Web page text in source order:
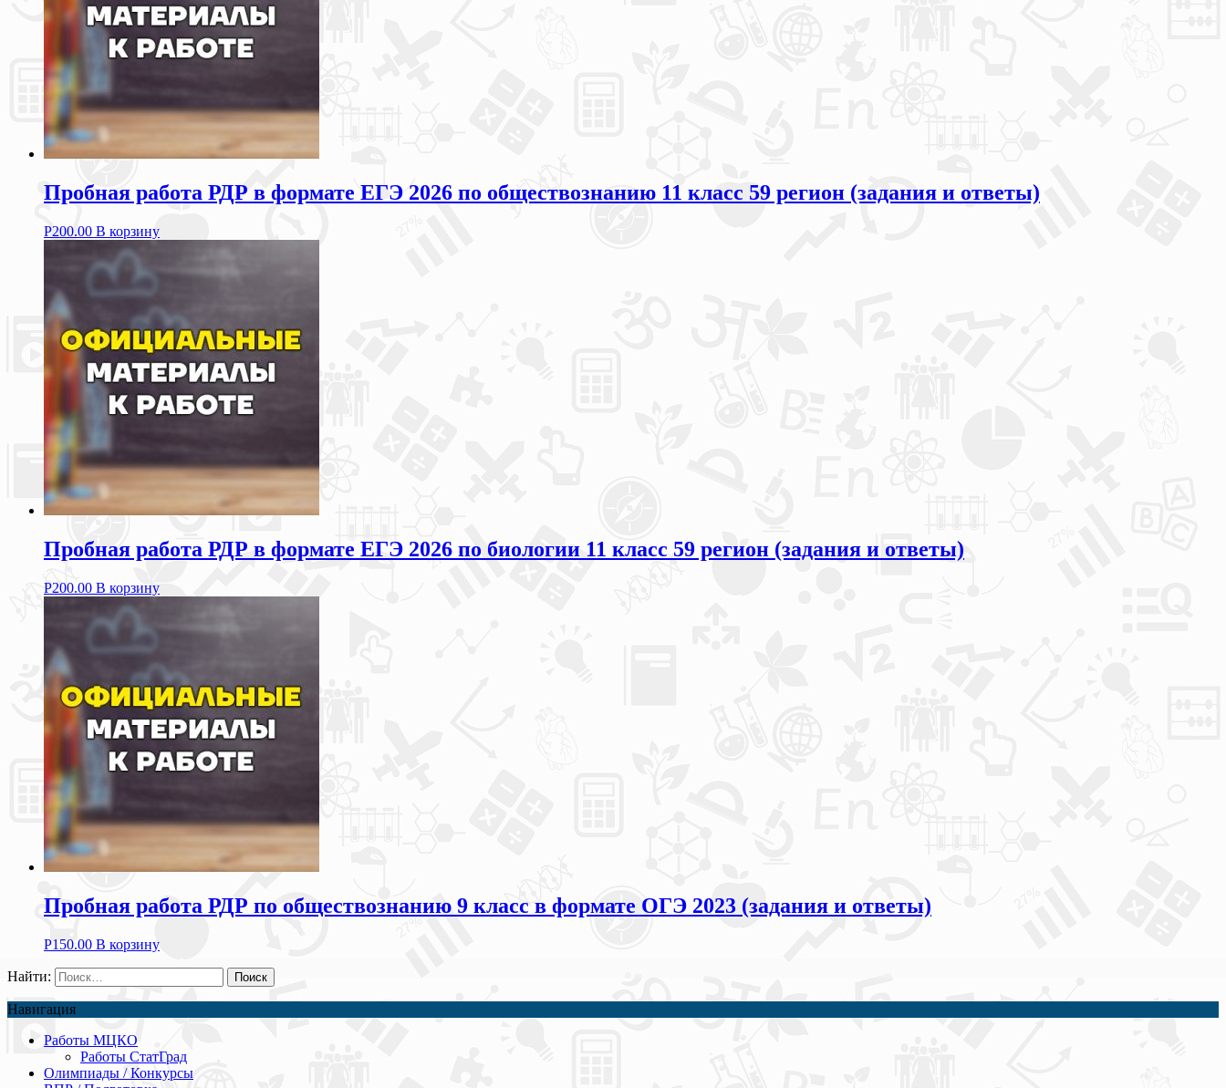
Пробная работа РДР в формате ЕГЭ 2026 по обществознанию 11 класс 59 регион (задания и ответы)
Р200.00 В корзину
Пробная работа РДР в формате ЕГЭ 2026 по биологии 11 класс 59 регион (задания и ответы)
Р200.00 В корзину
Пробная работа РДР по обществознанию 9 класс в формате ОГЭ 2023 (задания и ответы)
Р150.00 В корзину
Найти:
Навигация
Работы МЦКО
Работы СтатГрад
Олимпиады / Конкурсы